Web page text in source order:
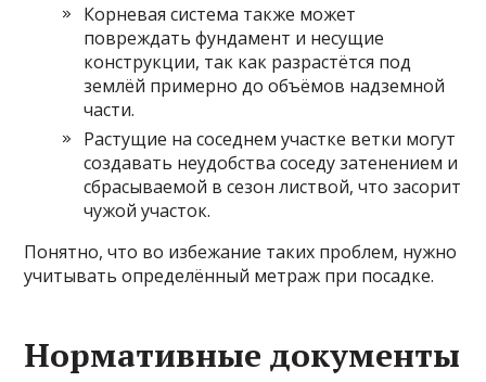
Корневая система также может
повреждать фундамент и несущие
конструкции, так как разрастётся под
землёй примерно до объёмов надземной
части.
Растущие на соседнем участке ветки могут
создавать неудобства соседу затенением и
сбрасываемой в сезон листвой, что засорит
чужой участок.
Понятно, что во избежание таких проблем, нужно
учитывать определённый метраж при посадке.
Нормативные документы